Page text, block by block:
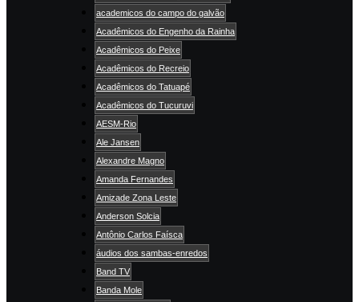
academicos do campo do galvão
Acadêmicos do Engenho da Rainha
Acadêmicos do Peixe
Acadêmicos do Recreio
Acadêmicos do Tatuapé
Acadêmicos do Tucuruvi
AESM-Rio
Ale Jansen
Alexandre Magno
Amanda Fernandes
Amizade Zona Leste
Anderson Solcia
Antônio Carlos Faísca
áudios dos sambas-enredos
Band TV
Banda Mole